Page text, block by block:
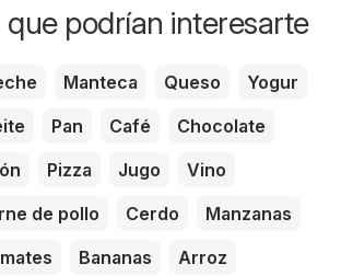
podrían interesarte
Manteca Queso
Yogur
Pan Café
Chocolate
Pizza Jugo
Vino
de pollo Cerdo
Manzanas
Bananas
Arroz